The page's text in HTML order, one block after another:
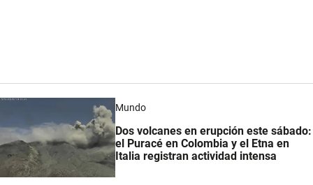
Mundo
Dos volcanes en erupción este sábado:
el Puracé en Colombia y el Etna en
Italia registran actividad intensa